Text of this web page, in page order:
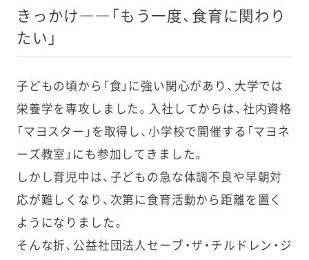
きっかけ――「もう一度、食育に関わり
たい」
子どもの頃から「食」に強い関心があり、大学では
栄養学を専攻しました。入社してからは、社内資格
「マヨスター」を取得し、小学校で開催する「マヨネ
ーズ教室」にも参加してきました。
しかし育児中は、子どもの急な体調不良や早朝対
応が難しくなり、次第に食育活動から距離を置く
ようになりました。
そんな折、公益社団法人セーブ・ザ・チルドレン・ジ